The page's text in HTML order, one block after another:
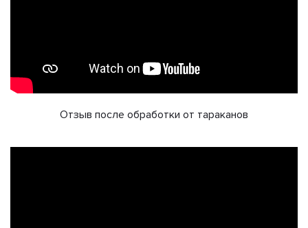
Отзыв после обработки от тараканов